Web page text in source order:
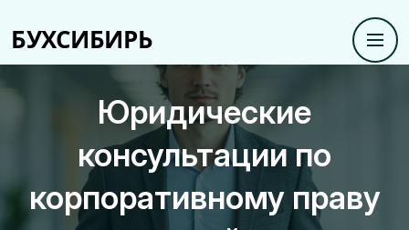
Юридические
консультации по
корпоративному праву